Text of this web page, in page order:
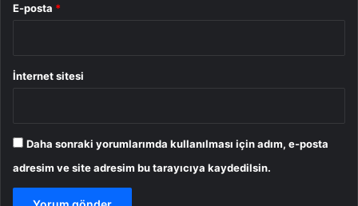
E-posta *
İnternet sitesi
Daha sonraki yorumlarımda kullanılması için adım, e-posta
adresim ve site adresim bu tarayıcıya kaydedilsin.